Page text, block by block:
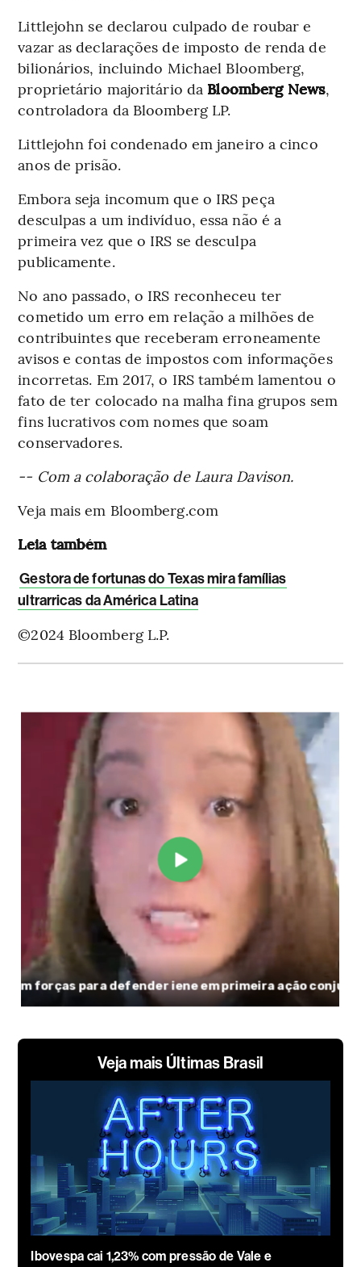
Littlejohn se declarou culpado de roubar e
vazar as declarações de imposto de renda de
bilionários, incluindo Michael Bloomberg,
proprietário majoritário da Bloomberg News,
controladora da Bloomberg LP.
Littlejohn foi condenado em janeiro a cinco
anos de prisão.
Embora seja incomum que o IRS peça
desculpas a um indivíduo, essa não é a
primeira vez que o IRS se desculpa
publicamente.
No ano passado, o IRS reconheceu ter
cometido um erro em relação a milhões de
contribuintes que receberam erroneamente
avisos e contas de impostos com informações
incorretas. Em 2017, o IRS também lamentou o
fato de ter colocado na malha fina grupos sem
fins lucrativos com nomes que soam
conservadores.
-- Com a colaboração de Laura Davison.
Veja mais em Bloomberg.com
Leia também
Gestora de fortunas do Texas mira famílias
ultrarricas da América Latina
©2024 Bloomberg L.P.
Veja mais Últimas Brasil
Ibovespa cai 1,23% com pressão de Vale e